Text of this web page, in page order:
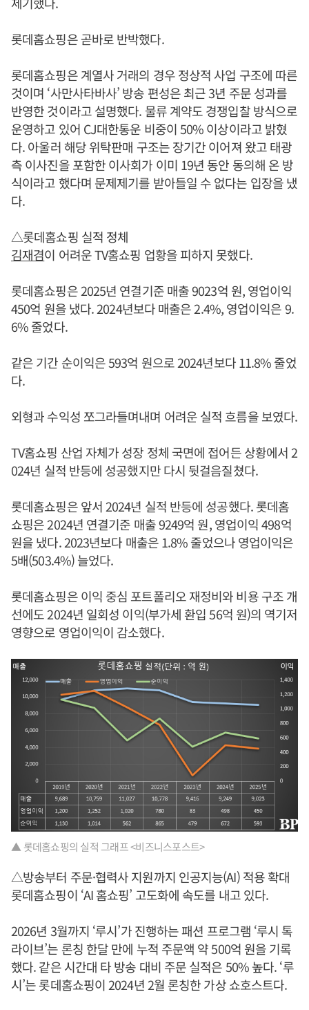
롯데홈쇼핑은 곧바로 반박했다.
롯데홈쇼핑은 계열사 거래의 경우 정상적 사업 구조에 따른
것이며 ‘사만사타바사’ 방송 편성은 최근 3년 주문 성과를
반영한 것이라고 설명했다. 물류 계약도 경쟁입찰 방식으로
운영하고 있어 CJ대한통운 비중이 50% 이상이라고 밝혔
다. 아울러 해당 위탁판매 구조는 장기간 이어져 왔고 태광
측 이사진을 포함한 이사회가 이미 19년 동안 동의해 온 방
식이라고 했다며 문제제기를 받아들일 수 없다는 입장을 냈
다.
△롯데홈쇼핑 실적 정체
김재겸이 어려운 TV홈쇼핑 업황을 피하지 못했다.
롯데홈쇼핑은 2025년 연결기준 매출 9023억 원, 영업이익
450억 원을 냈다. 2024년보다 매출은 2.4%, 영업이익은 9.
6% 줄었다.
같은 기간 순이익은 593억 원으로 2024년보다 11.8% 줄었
다.
외형과 수익성 쪼그라들며내며 어려운 실적 흐름을 보였다.
TV홈쇼핑 산업 자체가 성장 정체 국면에 접어든 상황에서 2
024년 실적 반등에 성공했지만 다시 뒷걸음질쳤다.
롯데홈쇼핑은 앞서 2024년 실적 반등에 성공했다. 롯데홈
쇼핑은 2024년 연결기준 매출 9249억 원, 영업이익 498억
원을 냈다. 2023년보다 매출은 1.8% 줄었으나 영업이익은
5배(503.4%) 늘었다.
롯데홈쇼핑은 이익 중심 포트폴리오 재정비와 비용 구조 개
선에도 2024년 일회성 이익(부가세 환입 56억 원)의 역기저
영향으로 영업이익이 감소했다.
▲ 롯데홈쇼핑의 실적 그래프 <비즈니스포스트>
△방송부터 주문·협력사 지원까지 인공지능(AI) 적용 확대
롯데홈쇼핑이 ‘AI 홈쇼핑’ 고도화에 속도를 내고 있다.
2026년 3월까지 ‘루시’가 진행하는 패션 프로그램 ‘루시 톡
라이브’는 론칭 한달 만에 누적 주문액 약 500억 원을 기록
했다. 같은 시간대 타 방송 대비 주문 실적은 50% 높다. ‘루
시’는 롯데홈쇼핑이 2024년 2월 론칭한 가상 쇼호스트다.